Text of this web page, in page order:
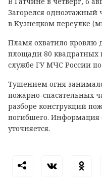
Загорелся
в Кузнецком переулке
Пламя охватило кровлю
площади 80 квадратных
службе ГУ МЧС России
Тушением огня
пожарно-спасательных
разборе конструкций
погибшего. Информация
уточняется.